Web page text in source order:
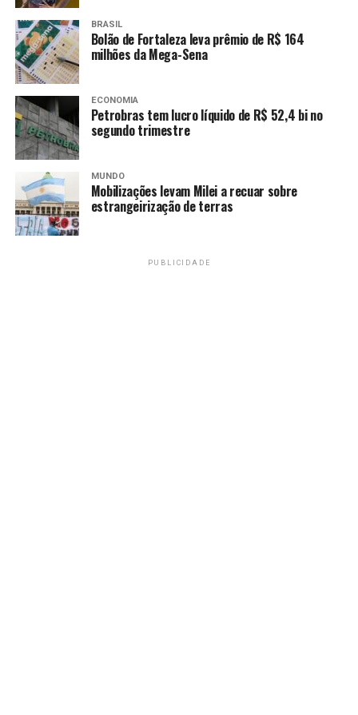
Veja a classificação atualizada da Série C do Brasileiro.
Fonte:Agência Brasil
TAGS
PRÓXIMO
São Paulo e Vasco estreiam com vitória
RECENTES
Remo vence no primeiro confronto da semifinal do
Parazão
BRASIL
Bolão de Fortaleza leva prêmio de R$ 164
milhões da Mega-Sena
ECONOMIA
Petrobras tem lucro líquido de R$ 52,4 bi no
segundo trimestre
MUNDO
Mobilizações levam Milei a recuar sobre
estrangeirização de terras
PUBLICIDADE